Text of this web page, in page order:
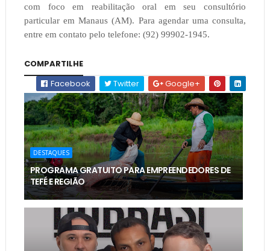
com foco em reabilitação oral em seu consultório
particular em Manaus (AM). Para agendar uma consulta,
entre em contato pelo telefone: (92) 99902-1945.
COMPARTILHE
Facebook
Twitter Google+
DESTAQUES
PROGRAMA GRATUITO PARA EMPREENDEDORES DE
TEFÉ E REGIÃO